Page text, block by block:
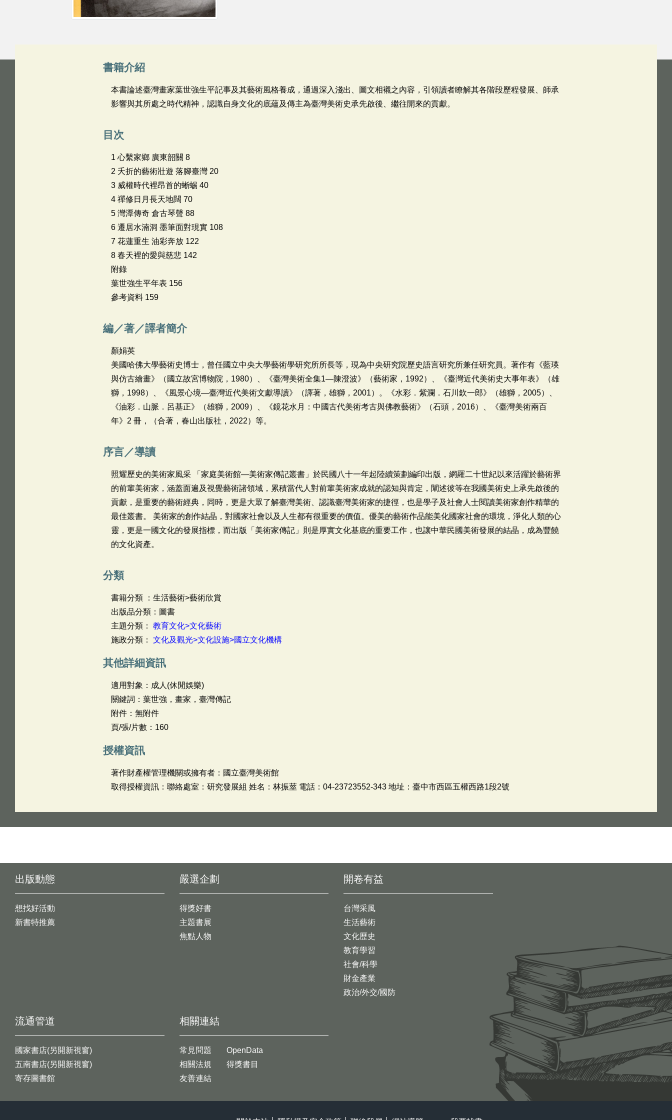
書籍介紹
本書論述臺灣畫家葉世強生平記事及其藝術風格養成，通過深入淺出、圖文相襯之內容，引領讀者瞭解其各階段歷程發展、師承
影響與其所處之時代精神，認識自身文化的底蘊及傳主為臺灣美術史承先啟後、繼往開來的貢獻。
目次
1 心繫家鄉 廣東韶關 8
2 夭折的藝術壯遊 落腳臺灣 20
3 威權時代裡昂首的蜥蜴 40
4 禪修日月長天地闊 70
5 灣潭傳奇 倉古琴聲 88
6 遷居水湳洞 墨筆面對現實 108
7 花蓮重生 油彩奔放 122
8 春天裡的愛與慈悲 142
附錄
葉世強生平年表 156
參考資料 159
編／著／譯者簡介
顏娟英
美國哈佛大學藝術史博士，曾任國立中央大學藝術學研究所所長等，現為中央研究院歷史語言研究所兼任研究員。著作有《藍瑛
與仿古繪畫》（國立故宮博物院，1980）、《臺灣美術全集1―陳澄波》（藝術家，1992）、《臺灣近代美術史大事年表》（雄
獅，1998）、《風景心境―臺灣近代美術文獻導讀》（譯著，雄獅，2001）。《水彩．紫瀾．石川欽一郎》（雄獅，2005）、
《油彩．山脈．呂基正》（雄獅，2009）、《鏡花水月：中國古代美術考古與佛教藝術》（石頭，2016）、《臺灣美術兩百
年》2 冊，（合著，春山出版社，2022）等。
序言／導讀
照耀歷史的美術家風采 「家庭美術館―美術家傳記叢書」於民國八十一年起陸續策劃編印出版，網羅二十世紀以來活躍於藝術界
的前輩美術家，涵蓋面遍及視覺藝術諸領域，累積當代人對前輩美術家成就的認知與肯定，闡述彼等在我國美術史上承先啟後的
貢獻，是重要的藝術經典，同時，更是大眾了解臺灣美術、認識臺灣美術家的捷徑，也是學子及社會人士閱讀美術家創作精華的
最佳叢書。 美術家的創作結晶，對國家社會以及人生都有很重要的價值。優美的藝術作品能美化國家社會的環境，淨化人類的心
靈，更是一國文化的發展指標，而出版「美術家傳記」則是厚實文化基底的重要工作，也讓中華民國美術發展的結晶，成為豐饒
的文化資產。
分類
書籍分類 ：生活藝術>藝術欣賞
出版品分類：圖書
主題分類： 教育文化>文化藝術
施政分類： 文化及觀光>文化設施>國立文化機構
其他詳細資訊
適用對象：成人(休閒娛樂)
關鍵詞：葉世強，畫家，臺灣傳記
附件：無附件
頁/張/片數：160
授權資訊
著作財產權管理機關或擁有者：國立臺灣美術館
取得授權資訊：聯絡處室：研究發展組 姓名：林振莖 電話：04-23723552-343 地址：臺中市西區五權西路1段2號
出版動態
想找好活動
新書特推薦
開卷有益
台灣采風
生活藝術
文化歷史
教育學習
社會/科學
財金產業
政治/外交/國防
嚴選企劃
得獎好書
主題書展
焦點人物
流通管道
國家書店(另開新視窗)
五南書店(另開新視窗)
寄存圖書館
相關連結
常見問題
相關法規
友善連結
OpenData
得獎書目